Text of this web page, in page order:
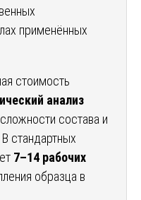
применённых
стоимость
анализ
состава и
стандартных
7–14 рабочих
образца в